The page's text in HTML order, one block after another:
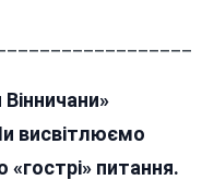
висвітлюємо
«гострі» питання.